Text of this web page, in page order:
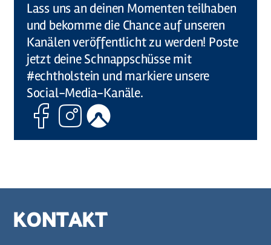
Lass uns an deinen Momenten teilhaben
und bekomme die Chance auf unseren
Kanälen veröffentlicht zu werden! Poste
jetzt deine Schnappschüsse mit
#echtholstein und markiere unsere
Social-Media-Kanäle.
FacebookInstagram
Komoot
KONTAKT